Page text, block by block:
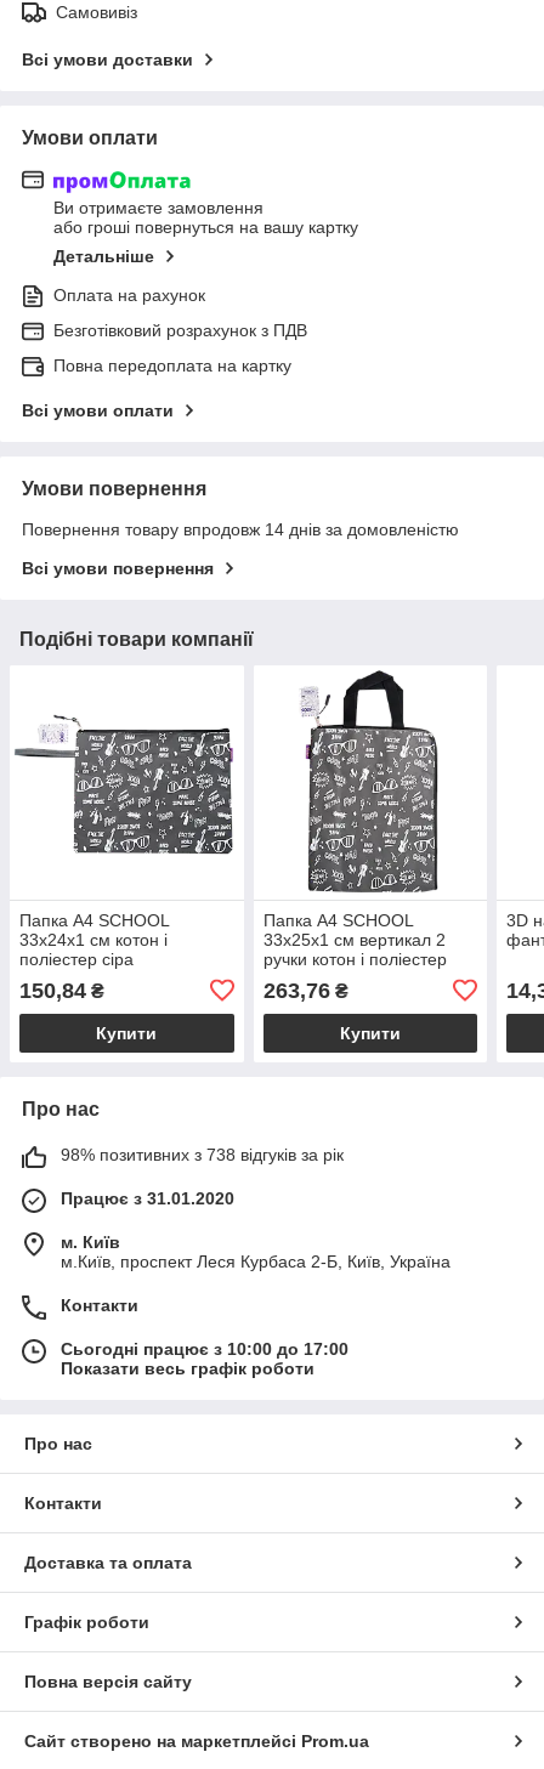
Самовивіз
Всі умови доставки
Умови оплати
Ви отримаєте замовлення
або гроші повернуться на вашу картку
Детальніше
Оплата на рахунок
Безготівковий розрахунок з ПДВ
Повна передоплата на картку
Всі умови оплати
Умови повернення
Повернення товару впродовж 14 днів за домовленістю
Всі умови повернення
Подібні товари компанії
Папка А4 SCHOOL
33x24x1 см котон і
поліестер сіра
150,84 ₴
Купити
Папка А4 SCHOOL
33x25x1 см вертикал 2
ручки котон і поліестер
263,76₴
Купити
3D
Про нас
98% позитивних з 738 відгуків за рік
Працює з 31.01.2020
м. Київ
м.Київ, проспект Леся Курбаса 2-Б, Київ, Україна
Контакти
Сьогодні працює з 10:00 до 17:00
Показати весь графік роботи
Про нас
Контакти
Доставка та оплата
Графік роботи
Повна версія сайту
Сайт створено на маркетплейсі Prom.ua